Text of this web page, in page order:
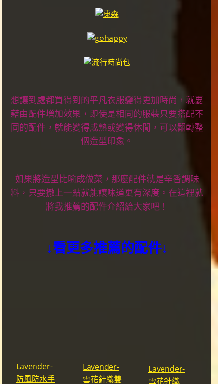
想讓到處都買得到的平凡衣服變得更加時尚，就要
藉由配件增加效果，即使是相同的服裝只要搭配不
同的配件，就能變得成熟或變得休閒，可以翻轉整
個造型印象。
如果將造型比喻成做菜，那麼配件就是辛香調味
料，只要撒上一點就能讓味道更有深度。在這裡就
將我推薦的配件介紹給大家吧！
↓看更多推薦的配件↓
Lavender-
防風防水手
Lavender-
雪花針織雙
Lavender-
雪花針織